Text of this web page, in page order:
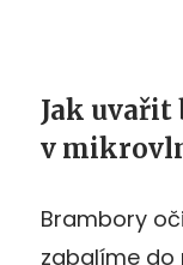
Jak
v
Brambory
zabalíme do